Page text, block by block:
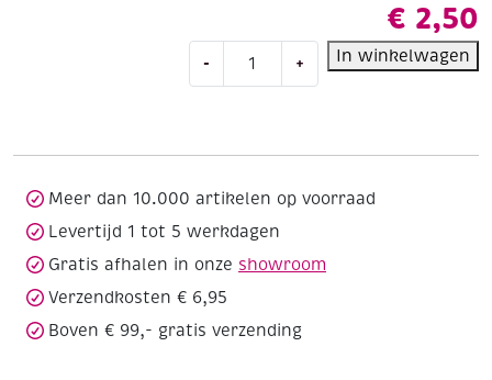
€ 2,50
-
Knijpkraalverbergers,
+ In winkelwagen
Meer dan 10.000 artikelen op voorraad
Levertijd 1 tot 5 werkdagen
Gratis afhalen in onze showroom
Verzendkosten € 6,95
Boven € 99,- gratis verzending